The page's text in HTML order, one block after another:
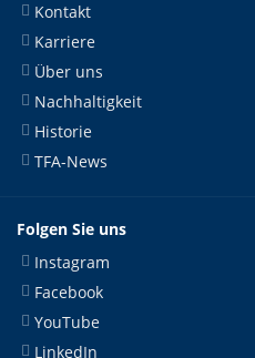
Kontakt
Karriere
Über uns
Nachhaltigkeit
Historie
TFA-News
Folgen Sie uns
Instagram
Facebook
YouTube
LinkedIn